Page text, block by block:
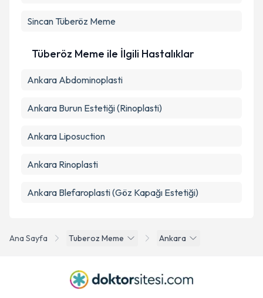
Ana Sayfa Tuberoz Meme Ankara
Sincan Tüberöz Meme
Tüberöz Meme ile İlgili Hastalıklar
Ankara Abdominoplasti
Ankara Burun Estetiği (Rinoplasti)
Ankara Liposuction
Ankara Rinoplasti
Ankara Blefaroplasti (Göz Kapağı Estetiği)